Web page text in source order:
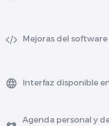
Mejoras del software
Interfaz disponible
Agenda personal y